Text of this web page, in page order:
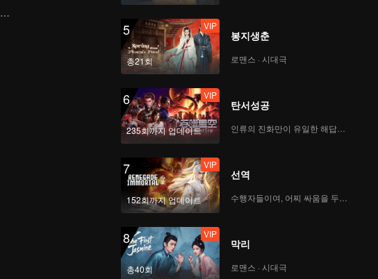
맞선 실패녀, 재벌 집 사모님이 됐네
5
총21회
VIP
봉지생춘
로맨스 · 시대극
6
235회까지 업데이트
VIP
탄서성공
인류의 진화만이 유일한 해답이다
7
152회까지 업데이트
VIP
선역
8
총40회
VIP
막리
로맨스 · 시대극